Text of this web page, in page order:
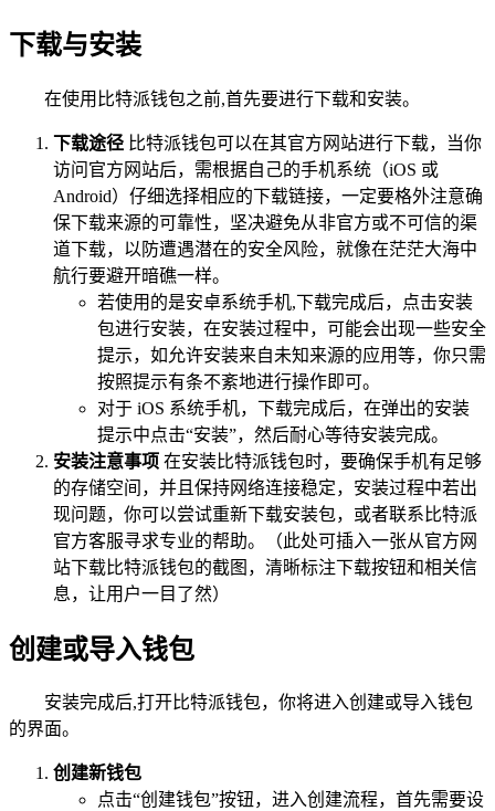
下载与安装
在使用比特派钱包之前,首先要进行下载和安装。
下载途径 比特派钱包可以在其官方网站进行下载，当你
访问官方网站后，需根据自己的手机系统（iOS 或
Android）仔细选择相应的下载链接，一定要格外注意确
保下载来源的可靠性，坚决避免从非官方或不可信的渠
道下载，以防遭遇潜在的安全风险，就像在茫茫大海中
航行要避开暗礁一样。
若使用的是安卓系统手机,下载完成后，点击安装
包进行安装，在安装过程中，可能会出现一些安全
提示，如允许安装来自未知来源的应用等，你只需
按照提示有条不紊地进行操作即可。
对于 iOS 系统手机，下载完成后，在弹出的安装
提示中点击“安装”，然后耐心等待安装完成。
安装注意事项 在安装比特派钱包时，要确保手机有足够
的存储空间，并且保持网络连接稳定，安装过程中若出
现问题，你可以尝试重新下载安装包，或者联系比特派
官方客服寻求专业的帮助。（此处可插入一张从官方网
站下载比特派钱包的截图，清晰标注下载按钮和相关信
息，让用户一目了然）
创建或导入钱包
安装完成后,打开比特派钱包，你将进入创建或导入钱包
的界面。
创建新钱包
点击“创建钱包”按钮，进入创建流程，首先需要设